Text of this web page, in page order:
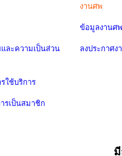
ละความเป็นส่วน
ใช้บริการ
รเป็นสมาชิก
งานศพ
ข้อมูลงานศพ
ลงประกาศง